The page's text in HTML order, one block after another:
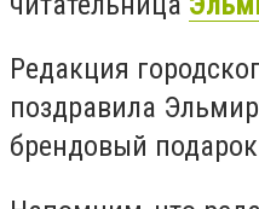
Редакция
поздравила
брендовый